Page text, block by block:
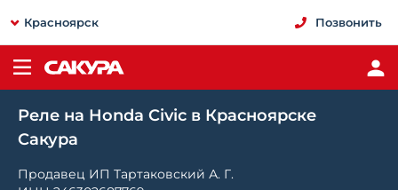
Красноярск Позвонить
Реле на Honda Civic в Красноярске
Сакура
Продавец ИП Тартаковский А. Г.